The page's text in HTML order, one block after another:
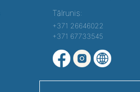
Tālrunis:
+371 26646022
+371 67733545